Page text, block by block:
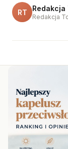
RT Redakcja
Redakcja